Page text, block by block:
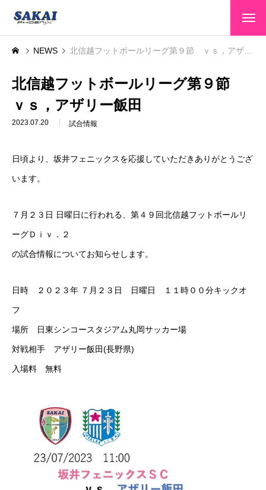
HOME トップページ
CLUB INFO クラブ情報
TEAMS
NEWS 北信越フットボールリーグ第９節 ｖｓ，アザリー飯田
北信越フットボールリーグ第９節
ｖｓ，アザリー飯田
2023.07.20 試合情報
日頃より、坂井フェニックスを応援していただきありがとうござ
います。
７月２３日 日曜日に行われる、第４９回北信越フットボールリ
ーグＤｉｖ．２
の試合情報についてお知らせします。
日時 ２０２３年 ７月２３日 日曜日 １１時００分キックオ
フ
場所 日東シンコースタジアム丸岡サッカー場
対戦相手 アザリー飯田(長野県)
入場料 無料